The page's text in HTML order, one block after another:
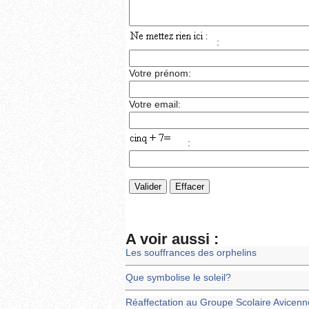
:
Votre prénom:
Votre email:
:
A voir aussi :
Les souffrances des orphelins
Que symbolise le soleil?
Réaffectation au Groupe Scolaire